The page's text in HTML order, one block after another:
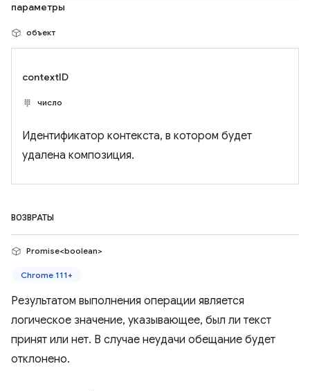
параметры
объект
contextID
число
Идентификатор контекста, в котором будет
удалена композиция.
ВОЗВРАТЫ
Promise<boolean>
Chrome 111+
Результатом выполнения операции является
логическое значение, указывающее, был ли текст
принят или нет. В случае неудачи обещание будет
отклонено.